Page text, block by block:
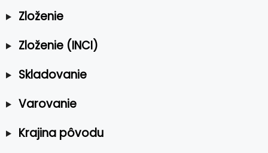
Zloženie
Zloženie (INCI)
Skladovanie
Varovanie
Krajina pôvodu